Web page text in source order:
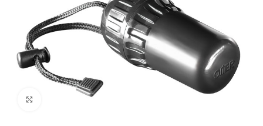
Clicca per ingrandire